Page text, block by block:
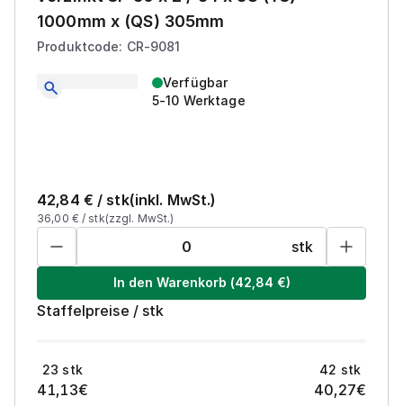
1000mm x (QS) 305mm
Produktcode: CR-9081
Verfügbar
5-10 Werktage
42,84 € / stk(inkl. MwSt.)
36,00 € /stk(zzgl. MwSt.)
stk
In den Warenkorb (42,84 €)
Staffelpreise / stk
23 stk
41,13€
42 stk
40,27€